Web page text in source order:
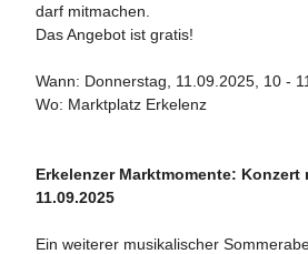
darf mitmachen.
Das Angebot ist gratis!
Wann: Donnerstag, 11.09.2025, 10 -
Wo: Marktplatz Erkelenz
Erkelenzer Marktmomente: Konzert
11.09.2025
Ein weiterer musikalischer